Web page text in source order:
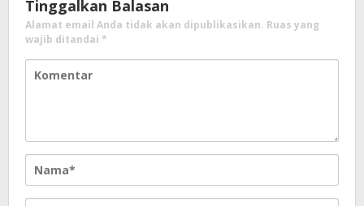
Tinggalkan Balasan
Alamat email Anda tidak akan dipublikasikan. Ruas yang
wajib ditandai *